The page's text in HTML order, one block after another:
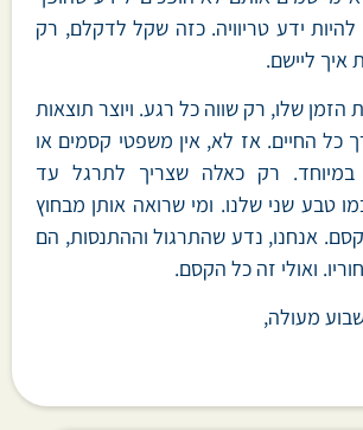
ידע טריוויה. כזה שקל לדקלם, רק
איך ליישם.
שלו, רק שווה כל רגע. ויוצר תוצאות
כל החיים. אז לא, אין משפטי קסמים או
במיוחד. רק כאלה שצריך לתרגל עד
טבע שני שלנו. ומי שרואה אותן מבחוץ
קסם. אנחנו, נדע שהתרגול וההתנסות, הם
ואולי זה כל הקסם.
מעולה,